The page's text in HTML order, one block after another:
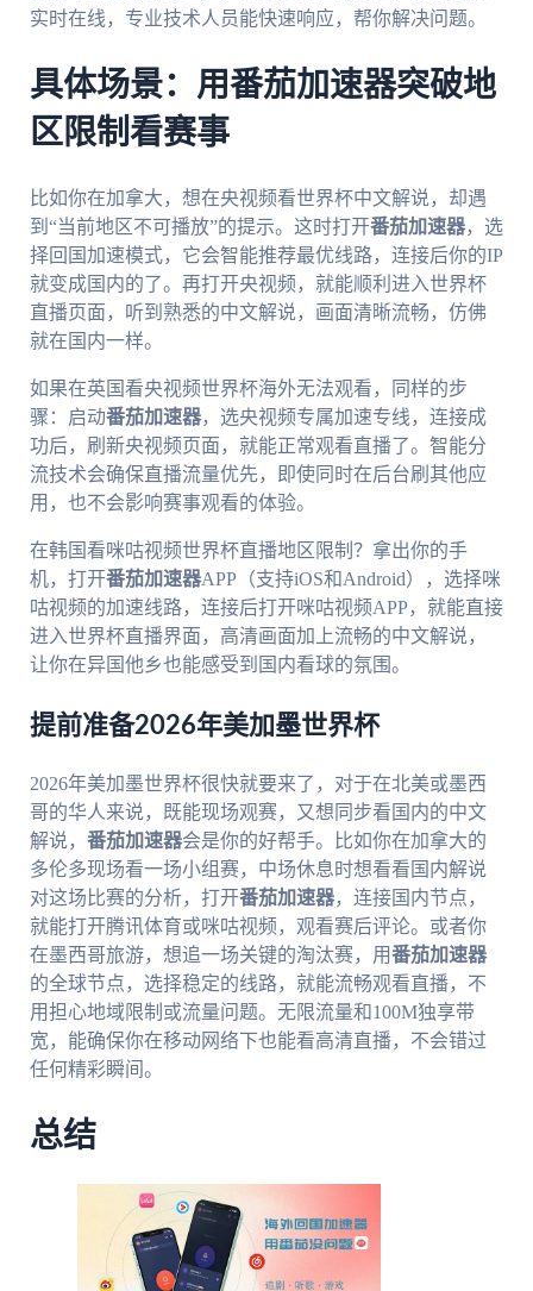
实时在线，专业技术人员能快速响应，帮你解决问题。
具体场景：用番茄加速器突破地
区限制看赛事
比如你在加拿大，想在央视频看世界杯中文解说，却遇
到“当前地区不可播放”的提示。这时打开番茄加速器，选
择回国加速模式，它会智能推荐最优线路，连接后你的IP
就变成国内的了。再打开央视频，就能顺利进入世界杯
直播页面，听到熟悉的中文解说，画面清晰流畅，仿佛
就在国内一样。
如果在英国看央视频世界杯海外无法观看，同样的步
骤：启动番茄加速器，选央视频专属加速专线，连接成
功后，刷新央视频页面，就能正常观看直播了。智能分
流技术会确保直播流量优先，即使同时在后台刷其他应
用，也不会影响赛事观看的体验。
在韩国看咪咕视频世界杯直播地区限制？拿出你的手
机，打开番茄加速器APP（支持iOS和Android），选择咪
咕视频的加速线路，连接后打开咪咕视频APP，就能直接
进入世界杯直播界面，高清画面加上流畅的中文解说，
让你在异国他乡也能感受到国内看球的氛围。
提前准备2026年美加墨世界杯
2026年美加墨世界杯很快就要来了，对于在北美或墨西
哥的华人来说，既能现场观赛，又想同步看国内的中文
解说， 番茄加速器会是你的好帮手。比如你在加拿大的
多伦多现场看一场小组赛，中场休息时想看看国内解说
对这场比赛的分析，打开番茄加速器，连接国内节点，
就能打开腾讯体育或咪咕视频，观看赛后评论。或者你
在墨西哥旅游，想追一场关键的淘汰赛，用番茄加速器
的全球节点，选择稳定的线路，就能流畅观看直播，不
用担心地域限制或流量问题。无限流量和100M独享带
宽，能确保你在移动网络下也能看高清直播，不会错过
任何精彩瞬间。
总结